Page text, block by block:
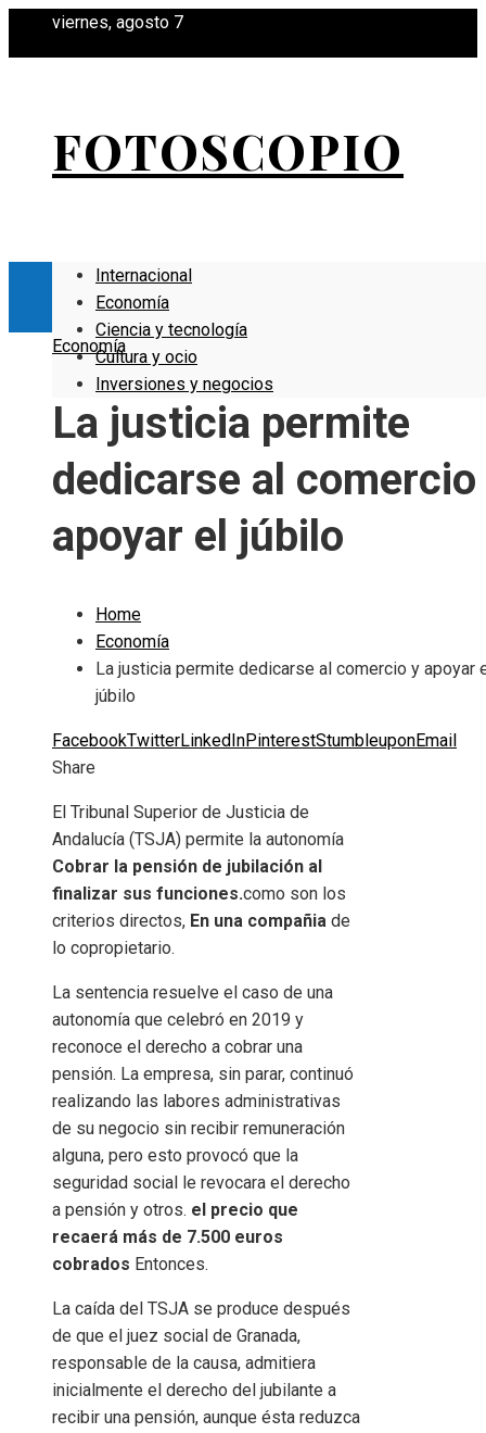
viernes, agosto 7
FOTOSCOPIO
Internacional
Economía
Ciencia y tecnología
Cultura y ocio
Inversiones y negocios
Economía
La justicia permite
dedicarse al comercio
apoyar el júbilo
Home
Economía
La justicia permite dedicarse al comercio y apoyar
júbilo
FacebookTwitterLinkedInPinterestStumbleuponEmail
Share
El Tribunal Superior de Justicia de
Andalucía (TSJA) permite la autonomía
Cobrar la pensión de jubilación al
finalizar sus funciones.como son los
criterios directos, En una compañia de
lo copropietario.
La sentencia resuelve el caso de una
autonomía que celebró en 2019 y
reconoce el derecho a cobrar una
pensión. La empresa, sin parar, continuó
realizando las labores administrativas
de su negocio sin recibir remuneración
alguna, pero esto provocó que la
seguridad social le revocara el derecho
a pensión y otros. el precio que
recaerá más de 7.500 euros
cobrados Entonces.
La caída del TSJA se produce después
de que el juez social de Granada,
responsable de la causa, admitiera
inicialmente el derecho del jubilante a
recibir una pensión, aunque ésta reduzca